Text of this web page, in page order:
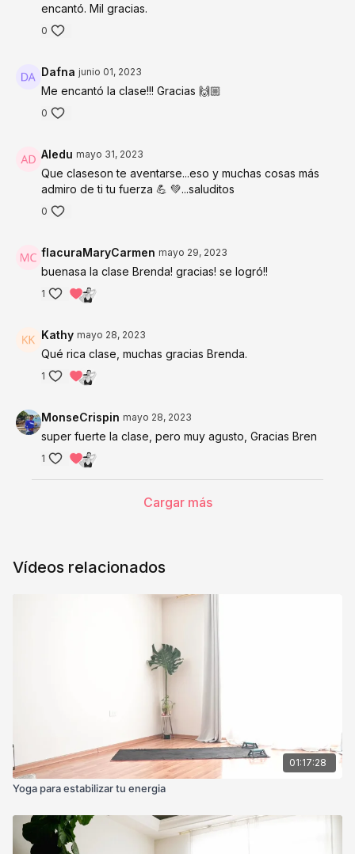
encantó. Mil gracias.
0
Dafna junio 01, 2023
Me encantó la clase!!! Gracias 🙌🏼
0
Aledu mayo 31, 2023
Que claseson te aventarse...eso y muchas cosas más
admiro de ti tu fuerza 💪 💚...saluditos
0
flacuraMaryCarmen mayo 29, 2023
buenasa la clase Brenda! gracias! se logró!!
1
Kathy mayo 28, 2023
Qué rica clase, muchas gracias Brenda.
1
MonseCrispin mayo 28, 2023
super fuerte la clase, pero muy agusto, Gracias Bren
1
Cargar más
Vídeos relacionados
01:17:28
Yoga para estabilizar tu energia